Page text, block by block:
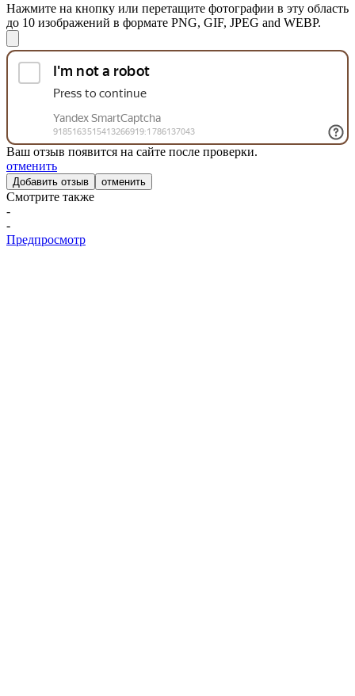
Нажмите на кнопку или перетащите фотографии в эту область
до 10 изображений в формате PNG, GIF, JPEG and WEBP.
Ваш отзыв появится на сайте после проверки.
отменить
отменить
Смотрите также
-
-
Предпросмотр